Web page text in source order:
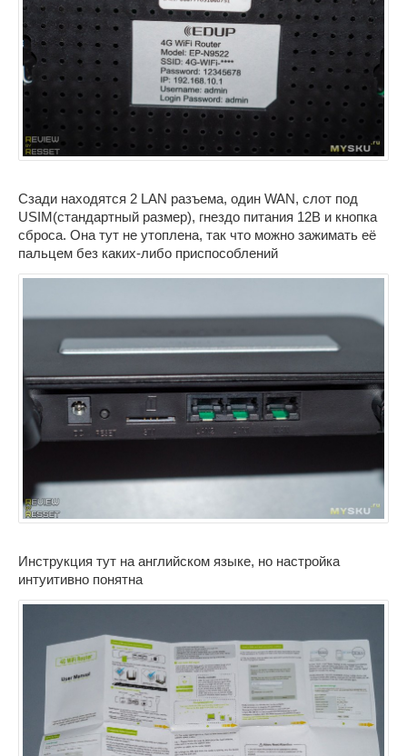
Сзади находятся 2 LAN разъема, один WAN, слот под
USIM(стандартный размер), гнездо питания 12В и кнопка
сброса. Она тут не утоплена, так что можно зажимать её
пальцем без каких-либо приспособлений
Инструкция тут на английском языке, но настройка
интуитивно понятна